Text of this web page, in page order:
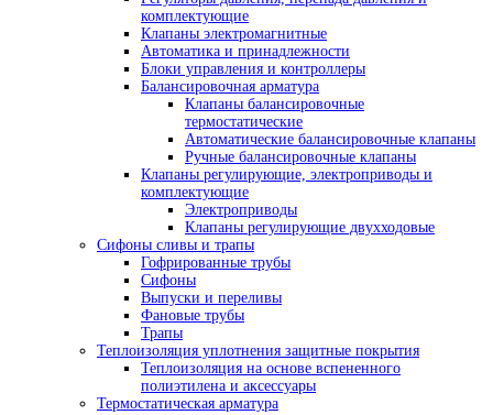
комплектующие
Клапаны электромагнитные
Автоматика и принадлежности
Блоки управления и контроллеры
Балансировочная арматура
Клапаны балансировочные
термостатические
Автоматические балансировочные клапаны
Ручные балансировочные клапаны
Клапаны регулирующие, электроприводы и
комплектующие
Электроприводы
Клапаны регулирующие двухходовые
Сифоны сливы и трапы
Гофрированные трубы
Сифоны
Выпуски и переливы
Фановые трубы
Трапы
Теплоизоляция уплотнения защитные покрытия
Теплоизоляция на основе вспененного
полиэтилена и аксессуары
Термостатическая арматура